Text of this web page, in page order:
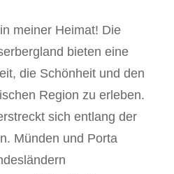
meiner Heimat! Die
bieten eine
die Schönheit und den
Region zu erleben.
sich entlang der
Münden und Porta